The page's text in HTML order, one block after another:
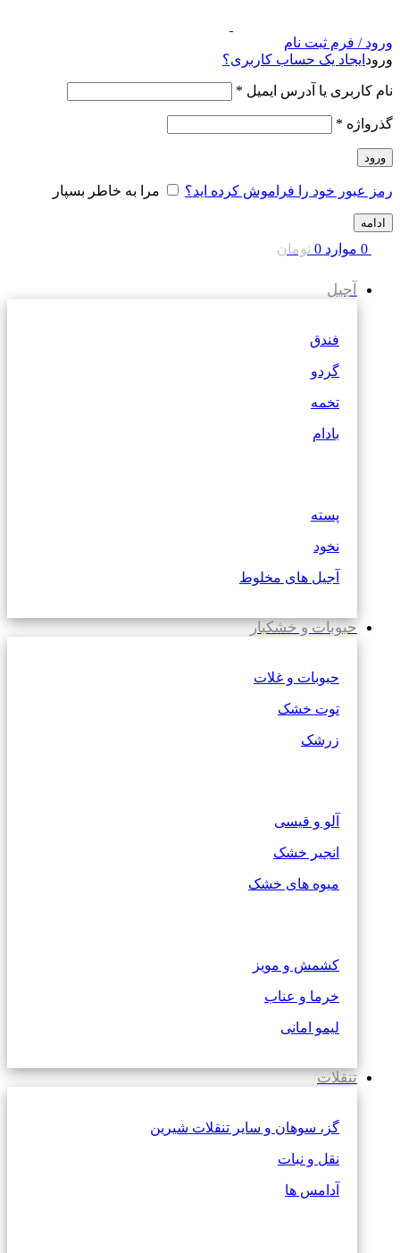
ورود / فرم ثبت نام
ورود ایجاد یک حساب کاربری؟
نام کاربری یا آدرس ایمیل *
گذرواژه *
ورود
رمز عبور خود را فراموش کرده اید؟ مرا به خاطر بسپار
ادامه
0 موارد 0 تومان
آجیل
فندق
گردو
تخمه
بادام
پسته
نخود
آجیل های مخلوط
حبوبات و خشکبار
حبوبات و غلات
توت خشک
زرشک
آلو و قیسی
انجیر خشک
میوه های خشک
کشمش و مویز
خرما و عناب
لیمو امانی
تنقلات
گز، سوهان و سایر تنقلات شیرین
نقل و نبات
آدامس ها